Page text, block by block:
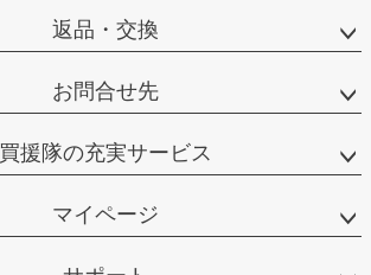
返品・交換
お問合せ先
買援隊の充実サービス
マイページ